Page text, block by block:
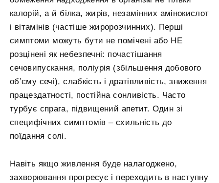
калорій, а й білка, жирів, незамінних амінокислот
і вітамінів (частіше жиророзчинних). Перші
симптоми можуть бути не помічені або НЕ
розцінені як небезпечні: почастішання
сечовипускання, поліурія (збільшення добового
об’єму сечі), слабкість і дратівливість, зниження
працездатності, постійна сонливість. Часто
турбує спрага, підвищений апетит. Один зі
специфічних симптомів – схильність до
поїдання солі.
Навіть якщо живлення буде налагоджено,
захворювання прогресує і переходить в наступну